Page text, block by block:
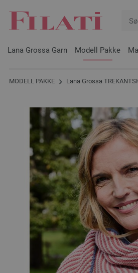
Lana Grossa Garn Modell Pakke
MODELL PAKKE Lana Grossa